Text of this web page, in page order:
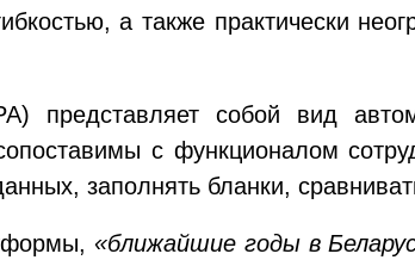
а также практически
представляет собой вид
с функционалом
заполнять бланки,
«ближайшие годы в